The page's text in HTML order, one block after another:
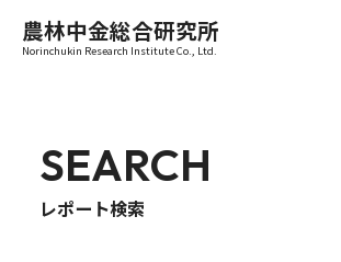
農林中金総合研究所
Norinchukin Research Institute Co., Ltd.
SEARCH
レポート検索